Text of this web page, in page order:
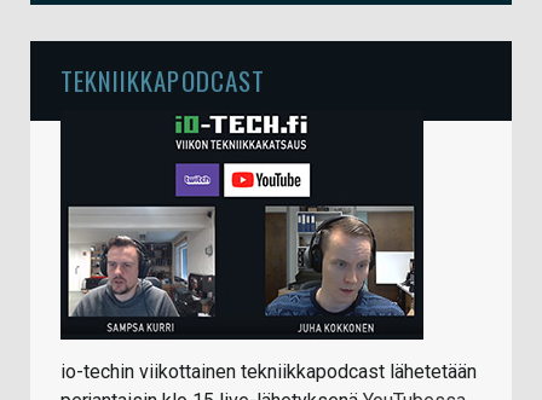
TEKNIIKKAPODCAST
io-techin viikottainen tekniikkapodcast lähetetään